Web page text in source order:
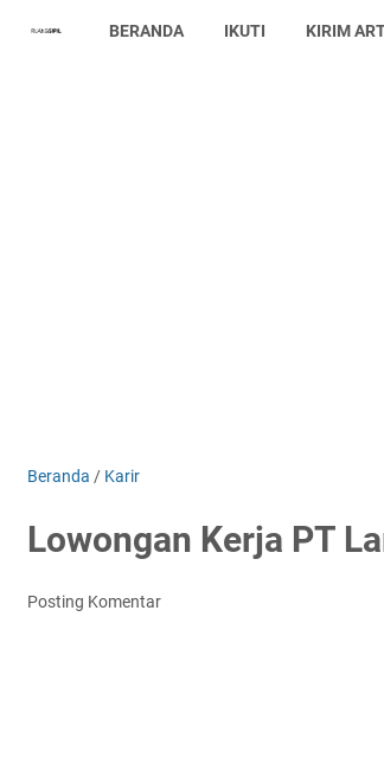
BERANDA IKUTI KIRIM
Beranda / Karir
Lowongan Kerja PT
Posting Komentar